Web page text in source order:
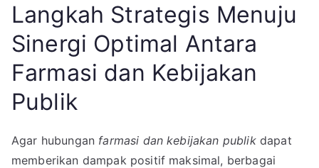
Langkah Strategis Menuju
Sinergi Optimal Antara
Farmasi dan Kebijakan
Publik
Agar hubungan farmasi dan kebijakan publikdapat
memberikan dampak positif maksimal, berbagai